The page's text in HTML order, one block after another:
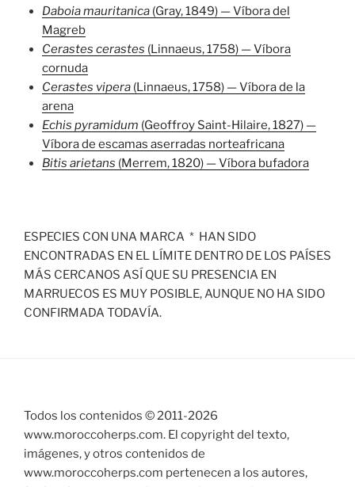
Daboia mauritanica (Gray, 1849) — Víbora del
Magreb
Cerastes cerastes (Linnaeus, 1758) — Víbora
cornuda
Cerastes vipera (Linnaeus, 1758) — Víbora de la
arena
Echis pyramidum (Geoffroy Saint-Hilaire, 1827) —
Víbora de escamas aserradas norteafricana
Bitis arietans (Merrem, 1820) — Víbora bufadora
ESPECIES CON UNA MARCA * HAN SIDO
ENCONTRADAS EN EL LÍMITE DENTRO DE LOS PAÍSES
MÁS CERCANOS ASÍ QUE SU PRESENCIA EN
MARRUECOS ES MUY POSIBLE, AUNQUE NO HA SIDO
CONFIRMADA TODAVÍA.
Todos los contenidos © 2011-2026
www.moroccoherps.com. El copyright del texto,
imágenes, y otros contenidos de
www.moroccoherps.com pertenecen a los autores,